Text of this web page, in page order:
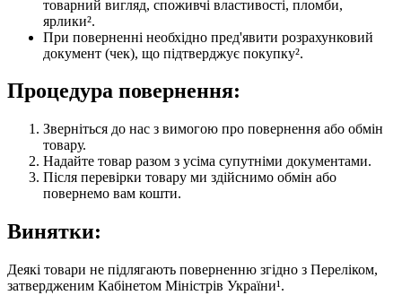
товарний вигляд, споживчі властивості, пломби,
ярлики².
При поверненні необхідно пред'явити розрахунковий
документ (чек), що підтверджує покупку².
Процедура повернення:
Зверніться до нас з вимогою про повернення або обмін
товару.
Надайте товар разом з усіма супутніми документами.
Після перевірки товару ми здійснимо обмін або
повернемо вам кошти.
Винятки:
Деякі товари не підлягають поверненню згідно з Переліком,
затвердженим Кабінетом Міністрів України¹.